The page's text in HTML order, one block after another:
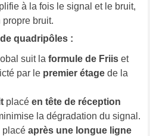
à la fois le signal et le bruit,
bruit.
quadripôles :
suit la formule de Friiset
par le premier étagede la
placé en tête de réception
la dégradation du signal.
placé après une longue ligne